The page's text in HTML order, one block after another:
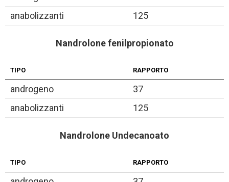
anabolizzanti
125
Nandrolone fenilpropionato
TIPO RAPPORTO
androgeno
37
anabolizzanti
125
Nandrolone Undecanoato
TIPO RAPPORTO